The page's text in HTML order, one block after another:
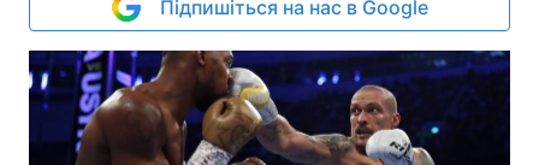
Підпишіться на нас в Google